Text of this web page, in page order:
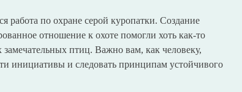
работа по охране серой куропатки. Создание
отношение к охоте помогли хоть как-то
птиц. Важно вам, как человеку,
инициативы и следовать принципам устойчивого